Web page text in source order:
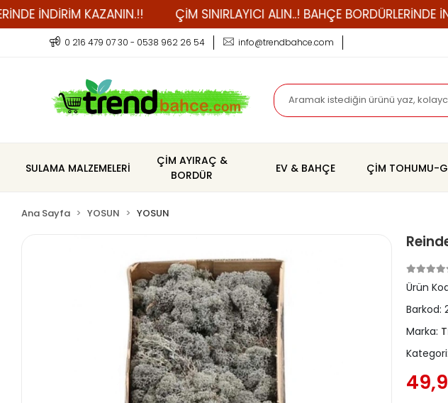
KAZANIN.!! ÇİM SINIRLAYICI ALIN..! BAHÇE BORDÜRLERİNDE İNDİRİM
0 216 479 07 30 - 0538 962 26 54 info@trendbahce.com
SULAMA MALZEMELERİ
ÇİM AYIRAÇ &
BORDÜR
EV & BAHÇE ÇİM TOHUMU-
Ana Sayfa YOSUN YOSUN
Ürün
Barkod:
Marka: